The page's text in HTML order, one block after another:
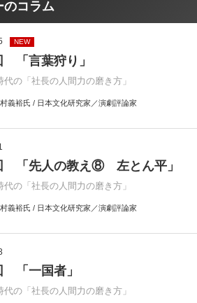
のコラム
NEW
「言葉狩り」
代の「社長の人間力の磨き方」
義裕氏 / 日本文化研究家／演劇評論家
「先人の教え⑧ 左とん平」
代の「社長の人間力の磨き方」
義裕氏 / 日本文化研究家／演劇評論家
「一国者」
代の「社長の人間力の磨き方」